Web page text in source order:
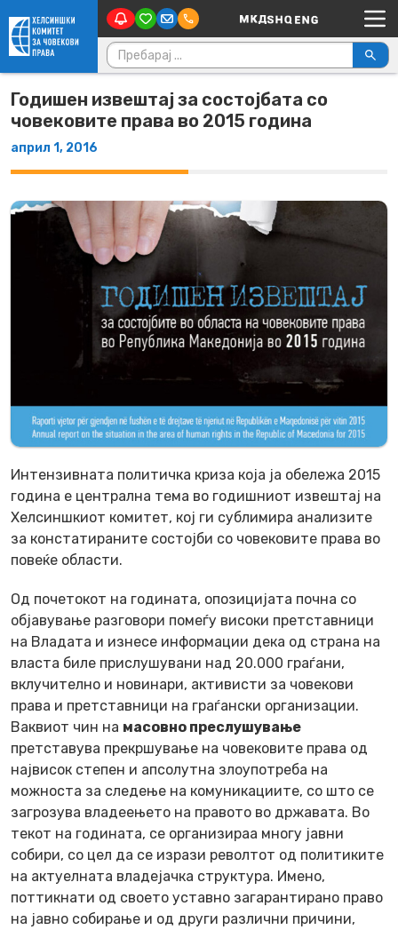
Skip to content Main Navigation
Пребарувај за:
Годишен извештај за состојбата со
човековите права во 2015 година
април 1, 2016
Интензивната политичка криза која ја обележа 2015
година е централна тема во годишниот извештај на
Хелсиншкиот комитет, кој ги сублимира анализите
за констатираните состојби со човековите права во
повеќе области.
Од почетокот на годината, опозицијата почна со
објавување разговори помеѓу високи претставници
на Владата и изнесе информации дека од страна на
власта биле прислушувани над 20.000 граѓани,
вклучително и новинари, активисти за човекови
права и претставници на граѓански организации.
Ваквиот чин на масовно преслушување
претставува прекршување на човековите права од
највисок степен и апсолутна злоупотреба на
можноста за следење на комуникациите, со што се
загрозува владеењето на правото во државата. Во
текот на годината, се организираа многу јавни
собири, со цел да се изрази револтот од политиките
на актуелната владејачка структура. Имено,
поттикнати од своето уставно загарантирано право
на јавно собирање и од други различни причини,